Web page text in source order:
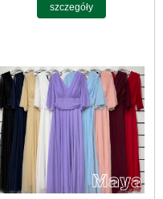
szczegóły